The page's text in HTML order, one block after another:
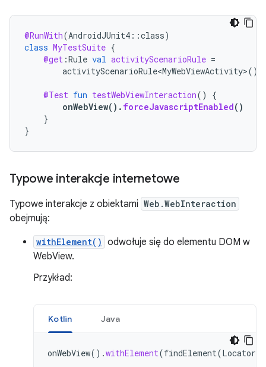
@RunWith(AndroidJUnit4 ::class)
class MyTestSuite {
@get :Rule val activityScenarioRule =
activityScenarioRule<MyWebViewActivity>()
@Test fun testWebViewInteraction()
{
onWebView(). forceJavascriptEnabled()
}
}
Typowe interakcje internetowe
Typowe interakcje z obiektami Web.WebInteraction
obejmują:
withElement() odwołuje się do elementu DOM w
WebView.
Przykład:
Kotlin Java
onWebView().withElement(findElement(Locator